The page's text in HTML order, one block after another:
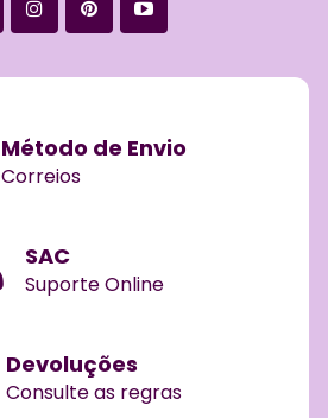
Método de Envio
Correios
SAC
Suporte Online
Devoluções
Consulte as regras